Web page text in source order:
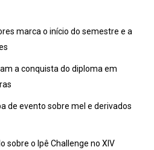
marca o início do semestre e a
a conquista do diploma em
de evento sobre mel e derivados
sobre o Ipê Challenge no XIV